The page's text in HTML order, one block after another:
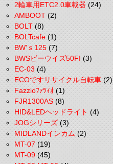
2輪車用ETC2.0車載器(24)
AMBOOT(2)
BOLT(8)
BOLTcafe(1)
BW'ｓ125(7)
BWSビーウイズ50FI(3)
EC-03(4)
ECOですリサイクル自転車(2)
Fazzioﾌｧﾂｨｵ(1)
FJR1300AS(8)
HID&LEDヘッドライト(4)
JOGシリーズ(3)
MIDLANDインカム(2)
MT-07(19)
MT-09(45)